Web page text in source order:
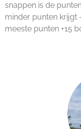
snappen is de
minder punten krijgt
meeste punten +15